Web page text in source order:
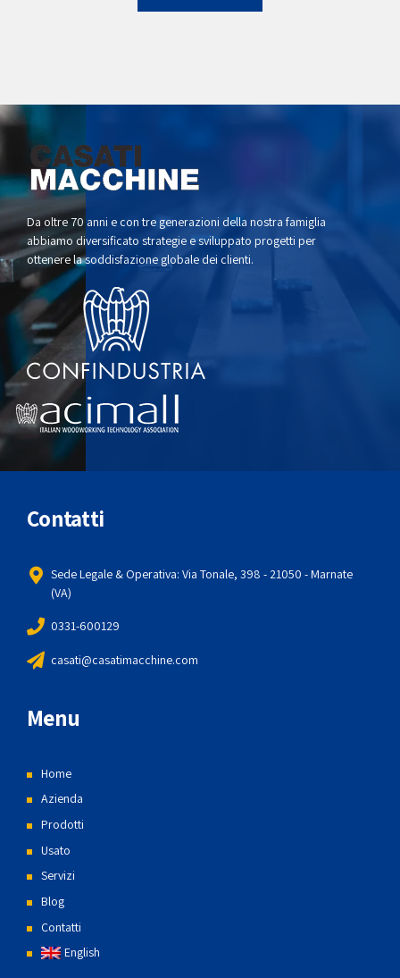
Da oltre 70 anni e con tre generazioni della nostra famiglia
abbiamo diversificato strategie e sviluppato progetti per
ottenere la soddisfazione globale dei clienti.
Contatti
Sede Legale & Operativa: Via Tonale, 398 - 21050 - Marnate
(VA)
0331-600129
casati@casatimacchine.com
Menu
Home
Azienda
Prodotti
Usato
Servizi
Blog
Contatti
English